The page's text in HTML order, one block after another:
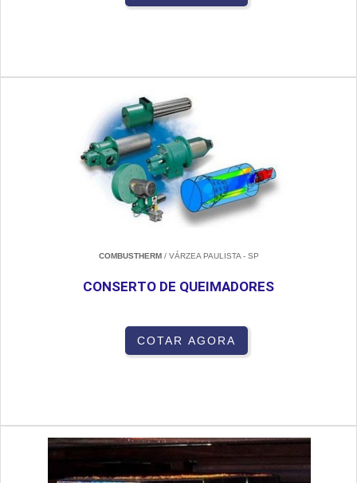
COMBUSTHERM / VÁRZEA PAULISTA - SP
CONSERTO DE QUEIMADORES
COTAR AGORA